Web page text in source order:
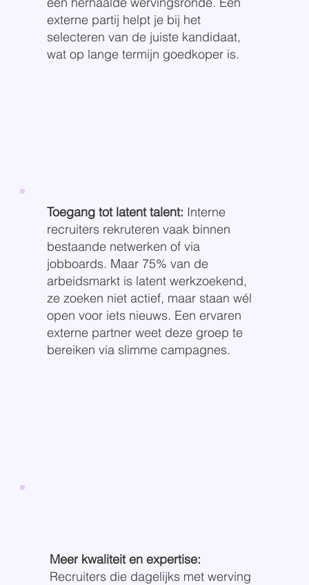
externe partij helpt je bij het
selecteren van de juiste kandidaat,
wat op lange termijn goedkoper is.
Toegang tot latent talent: Interne
recruiters rekruteren vaak binnen
bestaande netwerken of via
jobboards. Maar 75% van de
arbeidsmarkt is latent werkzoekend,
ze zoeken niet actief, maar staan wél
open voor iets nieuws. Een ervaren
externe partner weet deze groep te
bereiken via slimme campagnes.
Meer kwaliteit en expertise:
Recruiters die dagelijks met werving